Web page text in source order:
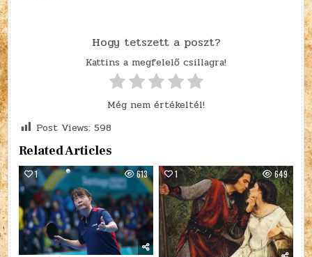
Hogy tetszett a poszt?
Kattins a megfelelő csillagra!
Még nem értékeltél!
Post Views: 598
Related Articles
1 613 1 649